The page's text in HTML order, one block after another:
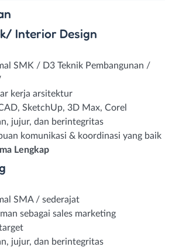
Interior Design
SMK / D3 Teknik Pembangunan /
kerja arsitektur
SketchUp, 3D Max, Corel
jujur, dan berintegritas
komunikasi & koordinasi yang baik
Lengkap
SMA / sederajat
sebagai sales marketing
jujur, dan berintegritas